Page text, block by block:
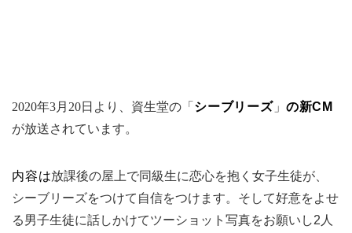
2020年3月20日より、資生堂の「 シーブリーズ」 の新CM
が放送されています。
内容は放課後の屋上で同級生に恋心を抱く女子生徒が、
シーブリーズをつけて自信をつけます。そして好意をよせ
る男子生徒に話しかけてツーショット写真をお願いし2人